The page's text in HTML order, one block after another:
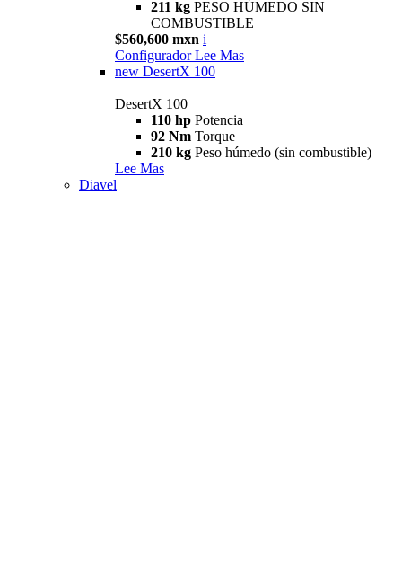
211 kg PESO HÚMEDO SIN
COMBUSTIBLE
$560,600 mxn i
Configurador Lee Mas
new DesertX 100
DesertX 100
110 hp Potencia
92 Nm Torque
210 kg Peso húmedo (sin combustible)
Lee Mas
Diavel